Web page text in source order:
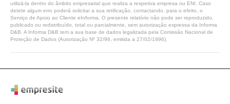
utilizá-la dentro do âmbito empresarial que realiza a respetiva empresa ou ENI. Caso
detete algum erro poderá solicitar a sua retificação, contactando, para o efeito, o
Serviço de Apoio ao Cliente eInforma. O presente relatório não pode ser reproduzido,
publicado ou redistribuído, total ou parcialmente, sem autorização expressa da Informa
D&B. A Informa D&B tem a sua base de dados legalizada pela Comissão Nacional de
Proteção de Dados (Autorização Nº 32/96, emitida a 27/02/1996).